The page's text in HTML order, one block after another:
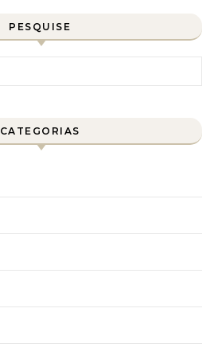
PESQUISE
CATEGORIAS